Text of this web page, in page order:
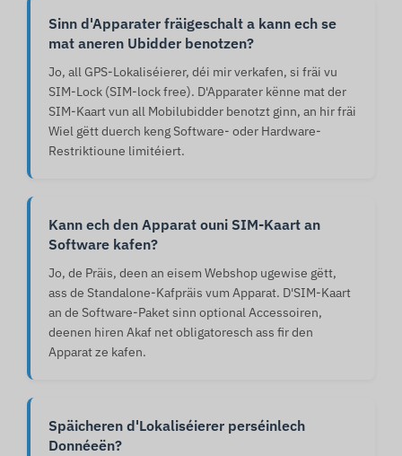
Sinn d'Apparater fräigeschalt a kann ech se
mat aneren Ubidder benotzen?
Jo, all GPS-Lokaliséierer, déi mir verkafen, si fräi vu
SIM-Lock (SIM-lock free). D'Apparater kënne mat der
SIM-Kaart vun all Mobilubidder benotzt ginn, an hir fräi
Wiel gëtt duerch keng Software- oder Hardware-
Restriktioune limitéiert.
Kann ech den Apparat ouni SIM-Kaart an
Software kafen?
Jo, de Präis, deen an eisem Webshop ugewise gëtt,
ass de Standalone-Kafpräis vum Apparat. D'SIM-Kaart
an de Software-Paket sinn optional Accessoiren,
deenen hiren Akaf net obligatoresch ass fir den
Apparat ze kafen.
Späicheren d'Lokaliséierer perséinlech
Donnéeën?